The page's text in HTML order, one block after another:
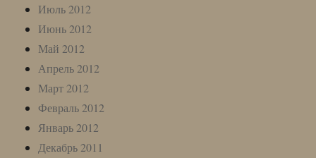
Июль 2012
Июнь 2012
Май 2012
Апрель 2012
Март 2012
Февраль 2012
Январь 2012
Декабрь 2011